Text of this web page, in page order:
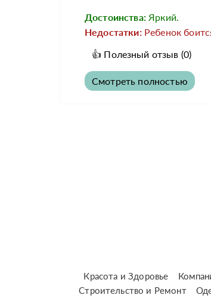
Достоинства: Яркий.
Недостатки: Ребенок
👍 Полезный отзыв (0)
Смотреть полностью
Красота и Здоровье
Строительство и Ремонт